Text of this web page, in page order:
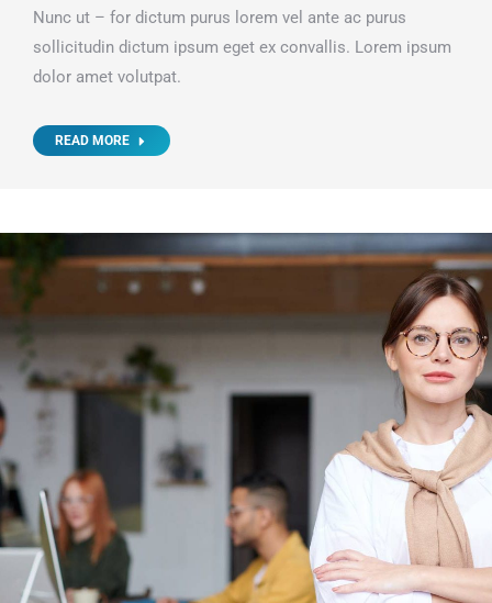
Nunc ut – for dictum purus lorem vel ante ac purus
sollicitudin dictum ipsum eget ex convallis. Lorem ipsum
dolor amet volutpat.
READ MORE